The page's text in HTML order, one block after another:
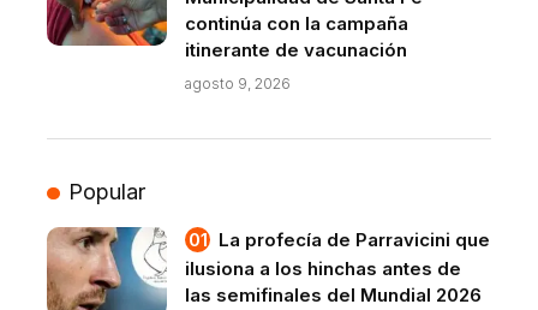
continúa con la campaña
itinerante de vacunación
agosto 9, 2026
Popular
La profecía de Parravicini que
ilusiona a los hinchas antes de
las semifinales del Mundial 2026